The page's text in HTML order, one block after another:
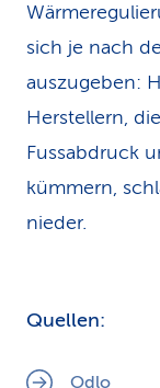
sich je nach
auszugeben:
Herstellern,
Fussabdruck
kümmern,
nieder.
Quellen:
Odlo